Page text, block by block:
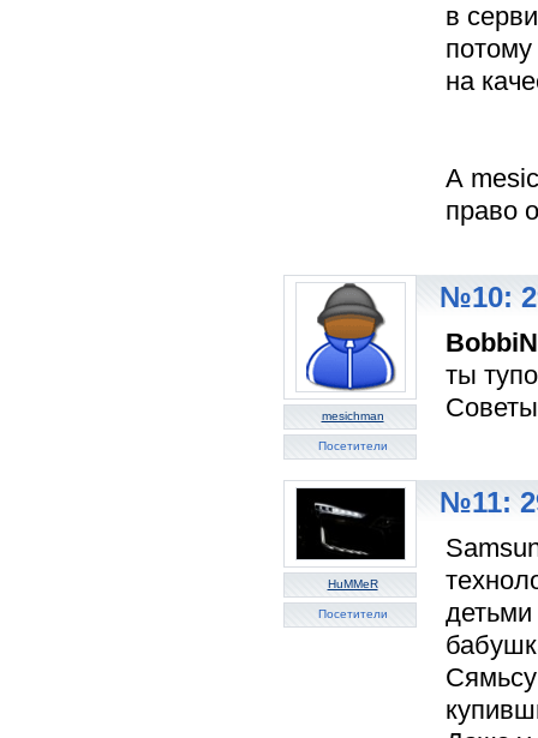
в
на
А
право
mesichman
Посетители
№10:
ты
HuMMeR
Посетители
№11: